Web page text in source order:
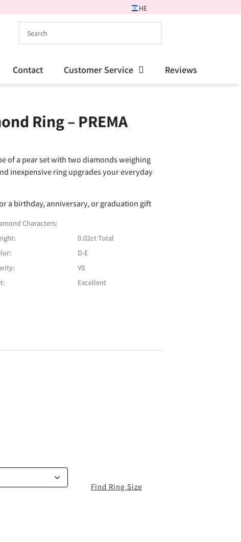
HE
Contact Customer Service Reviews
Ring – PREMA
of a pear set with two diamonds weighing
inexpensive ring upgrades your everyday
a birthday, anniversary, or graduation gift
Characters:
0.02ct Total
D-E
VS
Excellent
Find Ring Size